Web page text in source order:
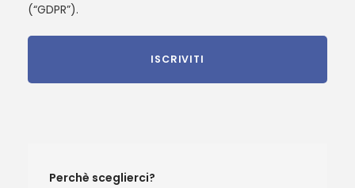
(“GDPR”).
Perchè sceglierci?